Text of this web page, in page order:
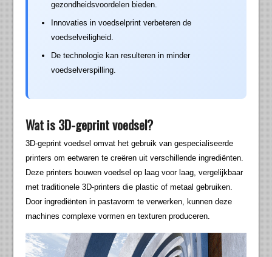
gezondheidsvoordelen bieden.
Innovaties in voedselprint verbeteren de
voedselveiligheid.
De technologie kan resulteren in minder
voedselverspilling.
Wat is 3D-geprint voedsel?
3D-geprint voedsel omvat het gebruik van gespecialiseerde
printers om eetwaren te creëren uit verschillende ingrediënten.
Deze printers bouwen voedsel op laag voor laag, vergelijkbaar
met traditionele 3D-printers die plastic of metaal gebruiken.
Door ingrediënten in pastavorm te verwerken, kunnen deze
machines complexe vormen en texturen produceren.